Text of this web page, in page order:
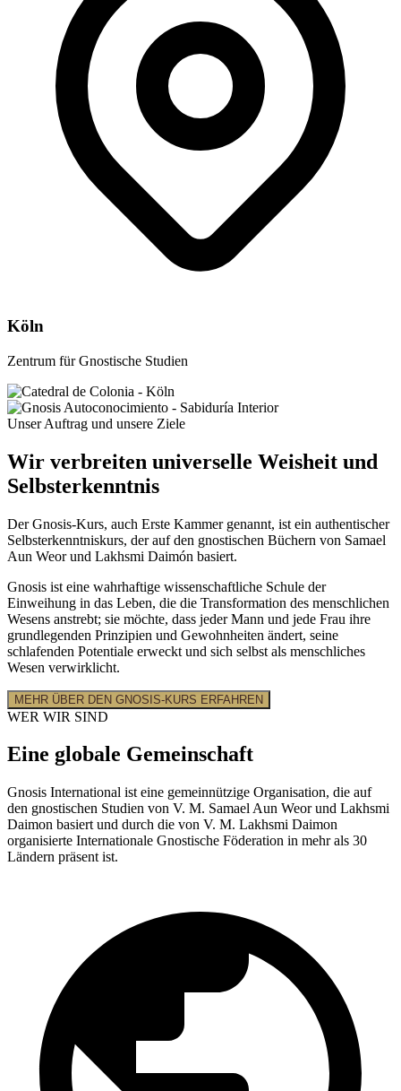
Köln
Zentrum für Gnostische Studien
Unser Auftrag und unsere Ziele
Wir verbreiten universelle Weisheit und
Selbsterkenntnis
Der Gnosis-Kurs, auch Erste Kammer genannt, ist ein authentischer
Selbsterkenntniskurs, der auf den gnostischen Büchern von Samael
Aun Weor und Lakhsmi Daimón basiert.
Gnosis ist eine wahrhaftige wissenschaftliche Schule der
Einweihung in das Leben, die die Transformation des menschlichen
Wesens anstrebt; sie möchte, dass jeder Mann und jede Frau ihre
grundlegenden Prinzipien und Gewohnheiten ändert, seine
schlafenden Potentiale erweckt und sich selbst als menschliches
Wesen verwirklicht.
MEHR ÜBER DEN GNOSIS-KURS ERFAHREN
WER WIR SIND
Eine globale Gemeinschaft
Gnosis International ist eine gemeinnützige Organisation, die auf
den gnostischen Studien von V. M. Samael Aun Weor und Lakhsmi
Daimon basiert und durch die von V. M. Lakhsmi Daimon
organisierte Internationale Gnostische Föderation in mehr als 30
Ländern präsent ist.